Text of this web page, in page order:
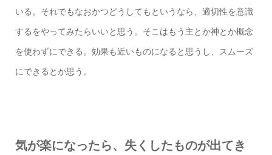
いる。それでもなおかつどうしてもというなら、適切性を意識
するをやってみたらいいと思う。そこはもう主とか神とか概念
を使わずにできる。効果も近いものになると思うし、スムーズ
にできるとか思う。
気が楽になったら、失くしたものが出てき